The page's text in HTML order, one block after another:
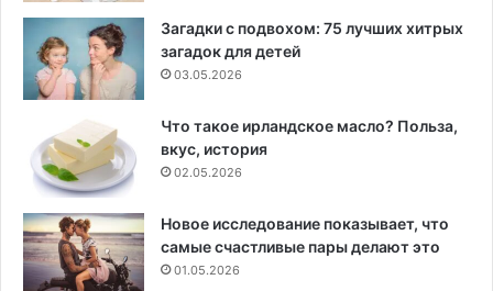
Загадки с подвохом: 75 лучших хитрых
загадок для детей
03.05.2026
Что такое ирландское масло? Польза,
вкус, история
02.05.2026
Новое исследование показывает, что
самые счастливые пары делают это
01.05.2026